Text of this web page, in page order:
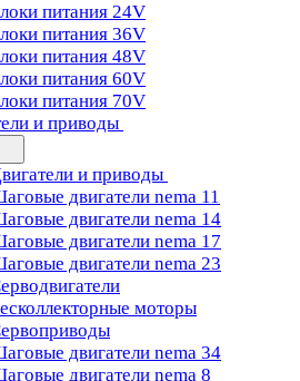
питания 24V
питания 36V
питания 48V
питания 60V
питания 70V
и приводы
и приводы
двигатели nema 11
двигатели nema 14
двигатели nema 17
двигатели nema 23
моторы
двигатели nema 34
двигатели nema 8